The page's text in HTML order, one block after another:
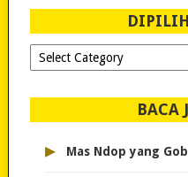
Dipilih-
dipilih..
BACA
▸ Mas Ndop yang